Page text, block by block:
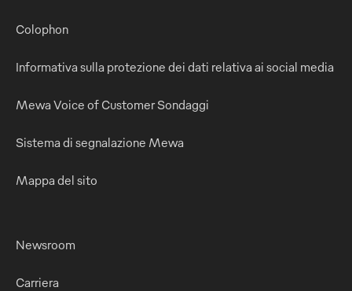
Colophon
Informativa sulla protezione dei dati relativa ai social media
Mewa Voice of Customer Sondaggi
Sistema di segnalazione Mewa
Mappa del sito
Newsroom
Carriera